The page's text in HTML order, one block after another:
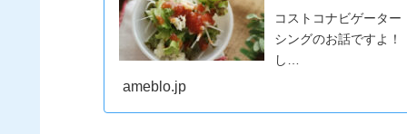
コストコナビゲータ
シングのお話ですよ
し…
ameblo.jp